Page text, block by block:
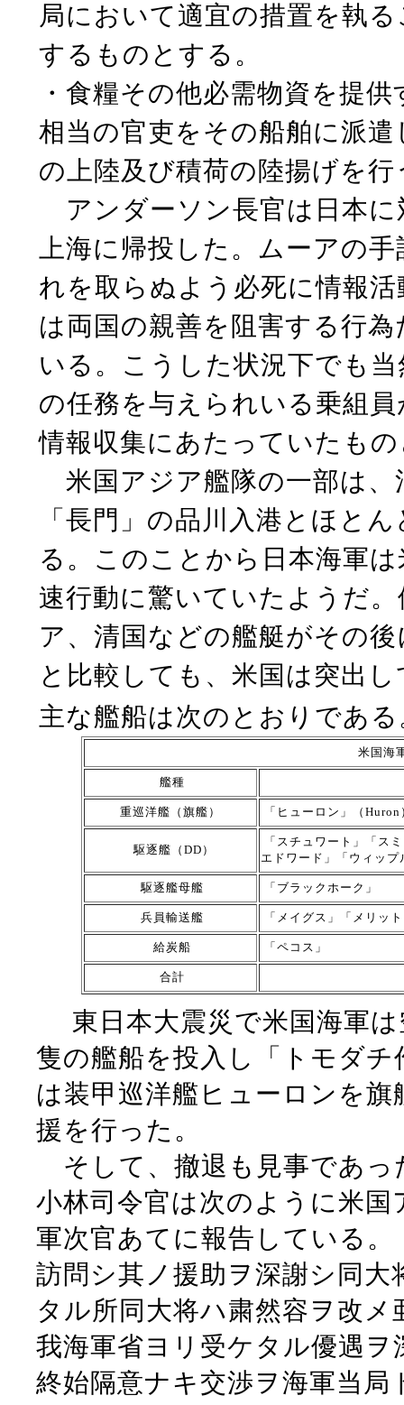
局において適宜の措置を執
するものとする。
・食糧その他必需物資を提
相当の官吏をその船舶に派
の上陸及び積荷の陸揚げを
アンダーソン長官は日本に
上海に帰投した。ムーアの
れを取らぬよう必死に情報
は両国の親善を阻害する行
いる。こうした状況下でも
の任務を与えられいる乗組
情報収集にあたっていたも
米国アジア艦隊の一部は、
「長門」の品川入港とほと
る。このことから日本海軍
速行動に驚いていたようだ
ア、清国などの艦艇がその
と比較しても、米国は突出
主な艦船は次のとおりである
米国海
艦種
重巡洋艦（旗艦） 「ヒューロン」（
駆逐艦（DD）
「スチュワート」「ス
エドワード」「ウィッ
駆逐艦母艦 「ブラックホーク」
兵員輸送艦 「メイグス」「メリッ
給炭船 「ペコス」
合計
東日本大震災で米国海軍
隻の艦船を投入し「トモダ
は装甲巡洋艦ヒューロンを
援を行った。
そして、撤退も見事であっ
小林司令官は次のように米
軍次官あてに報告している
訪問シ其ノ援助ヲ深謝シ同
タル所同大将ハ粛然容ヲ改
我海軍省ヨリ受ケタル優遇
終始隔意ナキ交渉ヲ海軍当